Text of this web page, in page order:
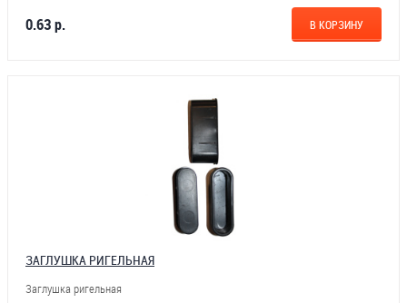
0.63 р. В КОРЗИНУ
ЗАГЛУШКА РИГЕЛЬНАЯ
Заглушка ригельная